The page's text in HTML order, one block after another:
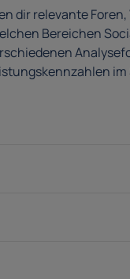
dir relevante Foren,
Bereichen
im